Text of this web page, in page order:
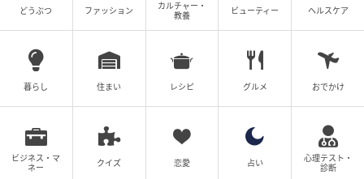
Ray(レイ)
イエローギンガムチェックワンピース 19,800円／
ARCOMISMO
どうぶつ ファッション
カルチャー・
教養
ビューティー ヘルスケア
暮らし 住まい レシピ グルメ おでかけ
ビジネス・マ
ネー
クイズ 恋愛 占い
心理テスト・
診断